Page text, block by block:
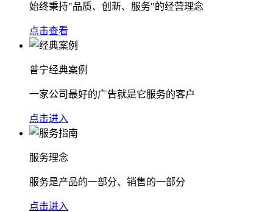
始终秉持"品质、创新、服务"的经营理念
点击查看
普宁经典案例
一家公司最好的广告就是它服务的客户
点击进入
服务理念
服务是产品的一部分、销售的一部分
点击进入